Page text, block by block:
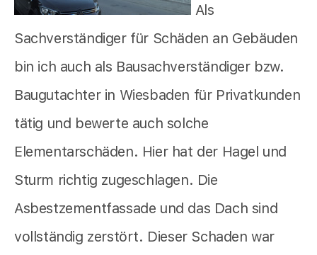
Als
Sachverständiger für Schäden an Gebäuden
bin ich auch als Bausachverständiger bzw.
Baugutachter in Wiesbaden für Privatkunden
tätig und bewerte auch solche
Elementarschäden. Hier hat der Hagel und
Sturm richtig zugeschlagen. Die
Asbestzementfassade und das Dach sind
vollständig zerstört. Dieser Schaden war